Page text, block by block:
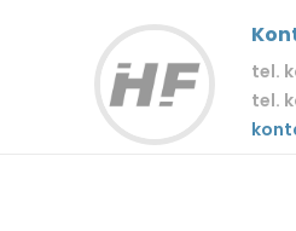
tel.
tel.